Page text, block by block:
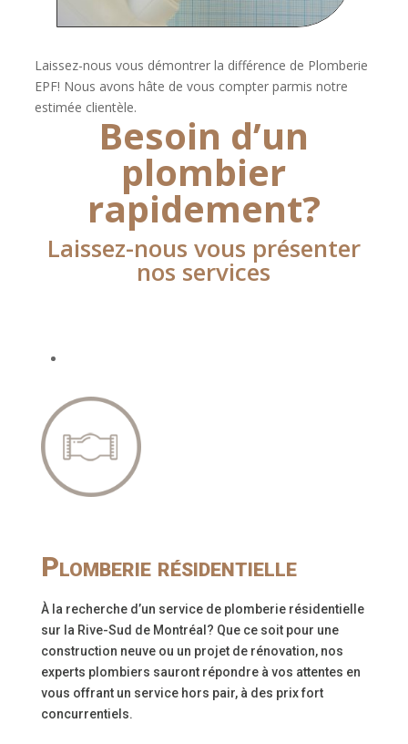
Laissez-nous vous démontrer la différence de Plomberie
EPF! Nous avons hâte de vous compter parmis notre
estimée clientèle.
Besoin d’un
plombier
rapidement?
Laissez-nous vous présenter
nos services
Plomberie résidentielle
À la recherche d’un service de plomberie résidentielle
sur la Rive-Sud de Montréal? Que ce soit pour une
construction neuve ou un projet de rénovation, nos
experts plombiers sauront répondre à vos attentes en
vous offrant un service hors pair, à des prix fort
concurrentiels.